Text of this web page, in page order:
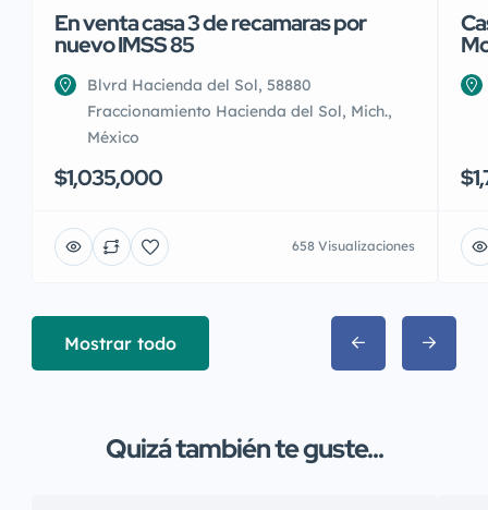
En venta casa 3 de recamaras por
nuevo IMSS 85
Blvrd Hacienda del Sol, 58880
Fraccionamiento Hacienda del Sol, Mich.,
México
$1,035,000
658 Visualizaciones
Mostrar todo
Quizá también te guste...